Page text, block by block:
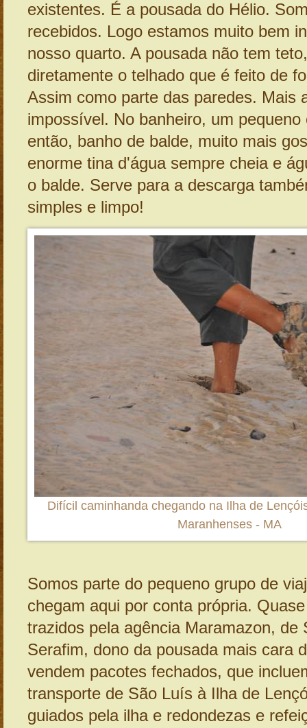
existentes. É a pousada do Hélio.
recebidos. Logo estamos muito bem
nosso quarto. A pousada não tem
diretamente o telhado que é feito de
Assim como parte das paredes. Mais
impossível. No banheiro, um pequeno
então, banho de balde, muito mais
enorme tina d'água sempre cheia e
o balde. Serve para a descarga
simples e limpo!
Difícil caminhanda chegando na Ilha de
Maranhenses - MA
Somos parte do pequeno grupo de
chegam aqui por conta própria.
trazidos pela agência Maramazon, de
Serafim, dono da pousada mais cara
vendem pacotes fechados, que
transporte de São Luís à Ilha de
guiados pela ilha e redondezas e